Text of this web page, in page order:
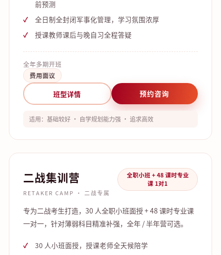
前预测
全日制全封闭军事化管理，学习氛围浓厚
授课教师课后与晚自习全程答疑
全年多期开班
费用面议
班型详情 预约咨询
适用：基础较好 · 自学规划能力强 · 追求高效
二战集训营
RETAKER CAMP · 二战专属
全职小班 + 48 课时专业
课 1对1
专为二战考生打造，30 人全职小班面授 + 48 课时专业课
一对一，针对薄弱科目精准补强，全年 / 半年营可选。
30 人小班面授，授课老师全天候陪学